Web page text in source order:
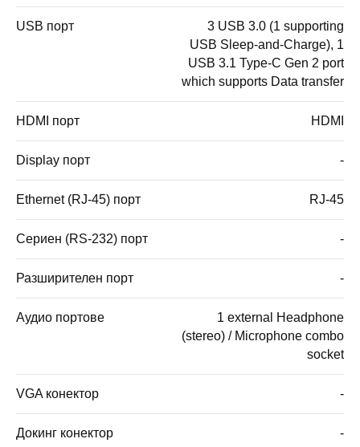
USB порт
3 USB 3.0 (1 supporting
USB Sleep-and-Charge), 1
USB 3.1 Type-C Gen 2 port
which supports Data transfer
HDMI порт HDMI
Display порт -
Ethernet (RJ-45) порт RJ-45
Сериен (RS-232) порт -
Разширителен порт -
Аудио портове
1 external Headphone
(stereo) / Microphone combo
socket
VGA конектор -
Докинг конектор -